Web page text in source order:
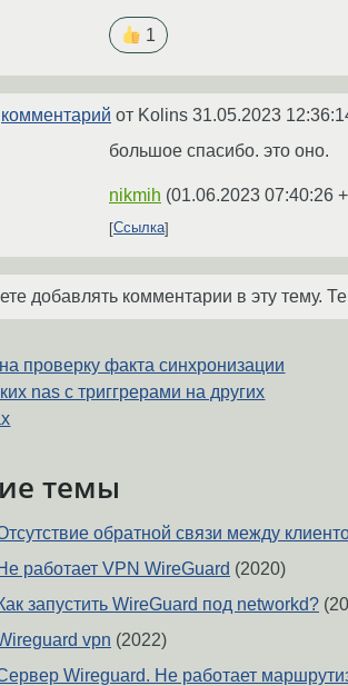
1
комментарий от Kolins 31.05.2023
большое спасибо. это оно.
nikmih (01.06.2023 07:40:26
Ссылка
добавлять комментарии в эту тему.
проверку факта синхронизации
nas с триггрерами на других
темы
обратной связи между
работает VPN WireGuard (2020)
запустить WireGuard под networkd?
vpn (2022)
Wireguard. Не работает